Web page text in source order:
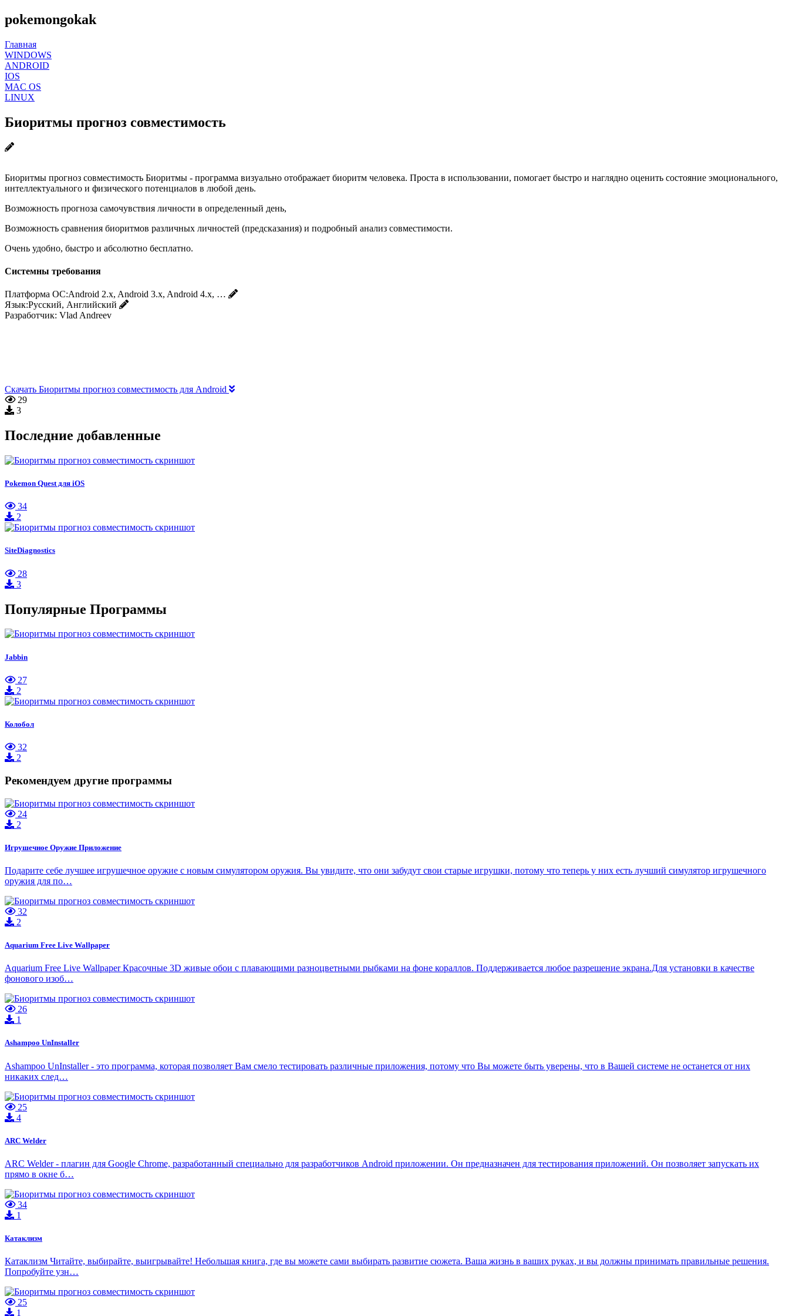
pokemongokak
Главная
WINDOWS
ANDROID
IOS
MAC OS
LINUX
Биоритмы прогноз совместимость
Биоритмы прогноз совместимость Биоритмы - программа визуально отображает биоритм человека. Проста в использовании, помогает быстро и наглядно оценить состояние эмоционального,
интеллектуального и физического потенциалов в любой день.
Возможность прогноза самочувствия личности в определенный день,
Возможность сравнения биоритмов различных личностей (предсказания) и подробный анализ совместимости.
Очень удобно, быстро и абсолютно бесплатно.
Системны требования
Платформа ОС:Android 2.x, Android 3.x, Android 4.x, …
Язык:Русский, Английский
Разработчик: Vlad Andreev
Скачать Биоритмы прогноз совместимость для Android
29
3
Последние добавленные
Pokemon Quest для iOS
34
2
SiteDiagnostics
28
3
Популярные Программы
Jabbin
27
2
Колобол
32
2
Рекомендуем другие программы
24
2
Игрушечное Оружие Приложение
Подарите себе лучшее игрушечное оружие с новым симулятором оружия. Вы увидите, что они забудут свои старые игрушки, потому что теперь у них есть лучший симулятор игрушечного
оружия для по…
32
2
Aquarium Free Live Wallpaper
Aquarium Free Live Wallpaper Красочные 3D живые обои с плавающими разноцветными рыбками на фоне кораллов. Поддерживается любое разрешение экрана.Для установки в качестве
фонового изоб…
26
1
Ashampoo UnInstaller
Ashampoo UnInstaller - это программа, которая позволяет Вам смело тестировать различные приложения, потому что Вы можете быть уверены, что в Вашей системе не останется от них
никаких след…
25
4
ARC Welder
ARC Welder - плагин для Google Chrome, разработанный специально для разработчиков Android приложении. Он предназначен для тестирования приложений. Он позволяет запускать их
прямо в окне б…
34
1
Катаклизм
Катаклизм Читайте, выбирайте, выигрывайте! Небольшая книга, где вы можете сами выбирать развитие сюжета. Ваша жизнь в ваших руках, и вы должны принимать правильные решения.
Попробуйте узн…
25
1